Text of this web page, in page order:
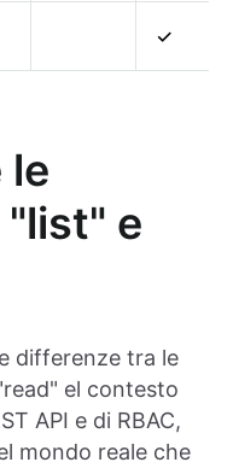
✓
le
e
differenze tra le
el contesto
API e di RBAC,
mondo reale che